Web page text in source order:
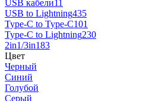
USB кабели11
USB to Lightning435
Type-C to Type-C101
Type-C to Lightning230
2in1/3in183
Цвет
Черный
Синий
Голубой
Серый